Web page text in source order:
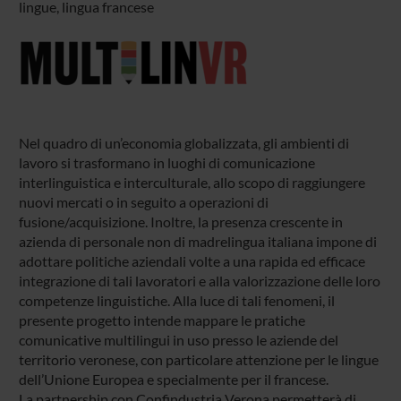
lingue, lingua francese
Nel quadro di un’economia globalizzata, gli ambienti di
lavoro si trasformano in luoghi di comunicazione
interlinguistica e interculturale, allo scopo di raggiungere
nuovi mercati o in seguito a operazioni di
fusione/acquisizione. Inoltre, la presenza crescente in
azienda di personale non di madrelingua italiana impone di
adottare politiche aziendali volte a una rapida ed efficace
integrazione di tali lavoratori e alla valorizzazione delle loro
competenze linguistiche. Alla luce di tali fenomeni, il
presente progetto intende mappare le pratiche
comunicative multilingui in uso presso le aziende del
territorio veronese, con particolare attenzione per le lingue
dell’Unione Europea e specialmente per il francese.